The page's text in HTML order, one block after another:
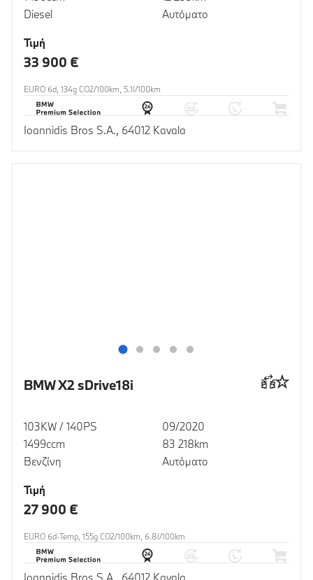
Diesel
Αυτόματο
Τιμή
33 900 €
EURO 6d, 134g CO2/100km, 5.1l/100km
Ioannidis Bros S.A., 64012 Kavala
BMW X2 sDrive18i
103KW / 140PS
1499ccm
Βενζίνη
09/2020
83 218km
Αυτόματο
Τιμή
27 900 €
EURO 6d-Temp, 155g CO2/100km, 6.8l/100km
Ioannidis Bros S.A., 64012 Kavala